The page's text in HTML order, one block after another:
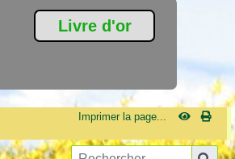
Livre d'or
Imprimer la page...